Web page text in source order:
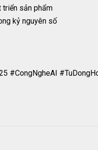
triển sản phẩm
kỷ nguyên số
#CongNgheAI